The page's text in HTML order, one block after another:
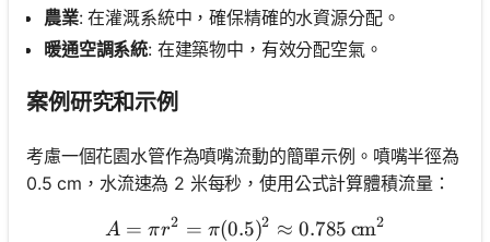
農業: 在灌溉系統中，確保精確的水資源分配。
暖通空調系統: 在建築物中，有效分配空氣。
案例研究和示例
考慮一個花園水管作為噴嘴流動的簡單示例。噴嘴半徑為
0.5 cm，水流速為 2 米每秒，使用公式計算體積流量：
A = \pi r^2 = \pi (0.5)^2
A = πr2 = π(0.5)2 ≈ 0.785 cm2